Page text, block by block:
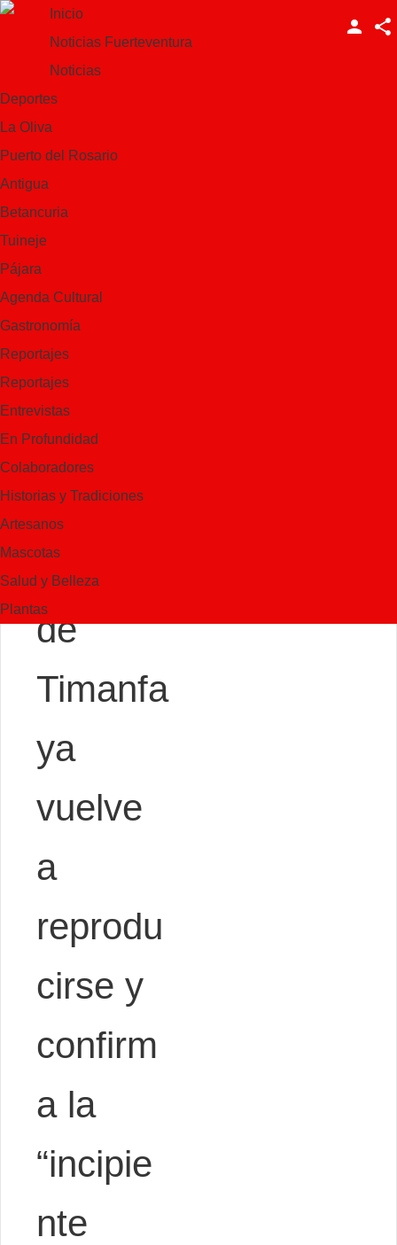
Inicio
Noticias Fuerteventura
Noticias
Deportes
La Oliva
Puerto del Rosario
Antigua
Betancuria
Tuineje
Pájara
Agenda Cultural
Gastronomía
Reportajes
Reportajes
Entrevistas
En Profundidad
Colaboradores
Historias y Tradiciones
Artesanos
Mascotas
Salud y Belleza
Plantas
La
pareja
La
pareja
de
guirres
de
Timanfa
ya
vuelve
a
reprodu
cirse y
confirm
a la
“incipie
nte